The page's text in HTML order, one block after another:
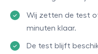
Wij zetten de test
minuten klaar.
De test blijft